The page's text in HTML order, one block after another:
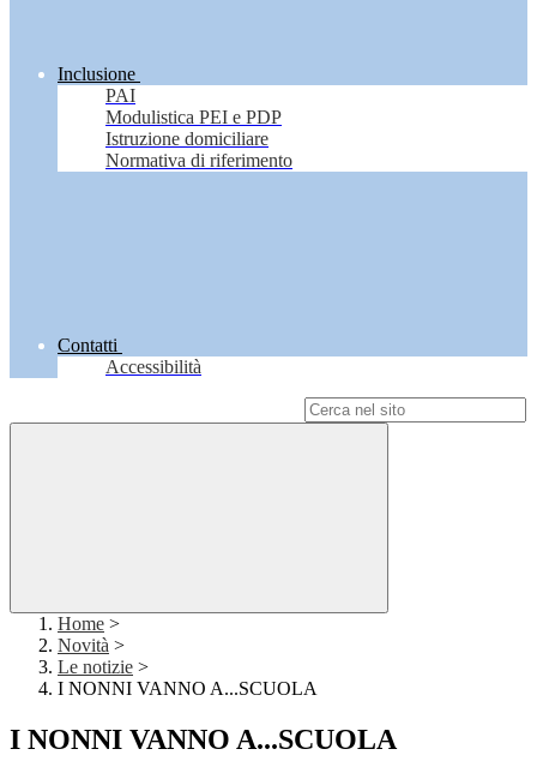
Inclusione
PAI
Modulistica PEI e PDP
Istruzione domiciliare
Normativa di riferimento
Contatti
Accessibilità
Home >
Novità >
Le notizie >
I NONNI VANNO A...SCUOLA
I NONNI VANNO A...SCUOLA